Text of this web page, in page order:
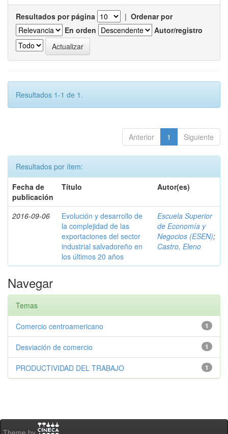
Resultados por página | Ordenar por
En orden
Autor/registro
Resultados 1-1 de 1.
Anterior 1 Siguiente
Resultados por ítem:
Fecha de
publicación
Título Autor(es)
2016-09-06
Evolución y desarrollo de
la complejidad de las
exportaciones del sector
industrial salvadoreño en
los últimos 20 años
Escuela Superior
de Economía y
Negocios (ESEN);
Castro, Eleno
Navegar
Temas
1
Comercio centroamericano
1
Desviación de comercio
1
PRODUCTIVIDAD DEL TRABAJO